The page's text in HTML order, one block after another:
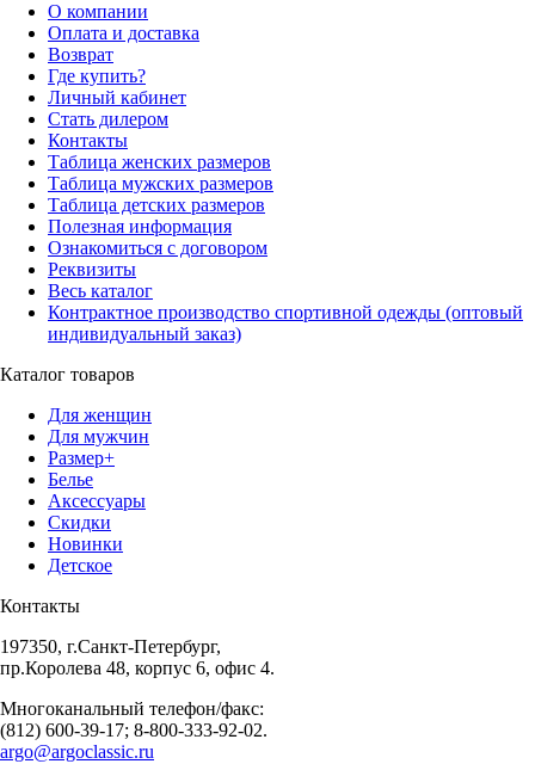
О компании
Оплата и доставка
Возврат
Где купить?
Личный кабинет
Стать дилером
Контакты
Таблица женских размеров
Таблица мужских размеров
Таблица детских размеров
Полезная информация
Ознакомиться с договором
Реквизиты
Весь каталог
Контрактное производство спортивной одежды (оптовый
индивидуальный заказ)
Каталог товаров
Для женщин
Для мужчин
Размер+
Белье
Аксессуары
Скидки
Новинки
Детское
Контакты
197350, г.Санкт-Петербург,
пр.Королева 48, корпус 6, офис 4.
Многоканальный телефон/факс:
(812) 600-39-17; 8-800-333-92-02.
argo@argoclassic.ru